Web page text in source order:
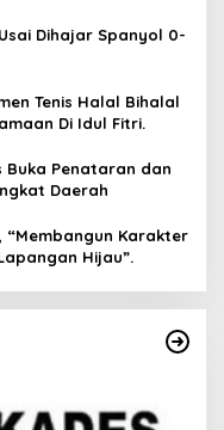
Dihajar Spanyol 0-
Tenis Halal Bihalal
Di Idul Fitri.
Buka Penataran dan
Daerah
“Membangun Karakter
Hijau”.